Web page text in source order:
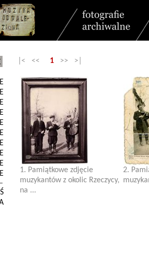
|< << 1 >> >|
1. Pamiątkowe zdjęcie
muzykantów z okolic Rzeczycy,
na ...
2.